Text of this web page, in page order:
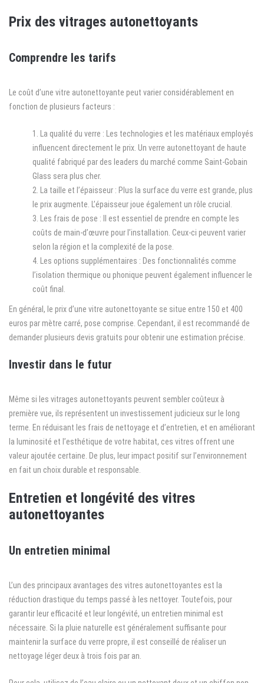
Prix des vitrages autonettoyants
Comprendre les tarifs
Le coût d’une vitre autonettoyante peut varier considérablement en
fonction de plusieurs facteurs :
La qualité du verre : Les technologies et les matériaux employés
influencent directement le prix. Un verre autonettoyant de haute
qualité fabriqué par des leaders du marché comme Saint-Gobain
Glass sera plus cher.
La taille et l’épaisseur : Plus la surface du verre est grande, plus
le prix augmente. L’épaisseur joue également un rôle crucial.
Les frais de pose : Il est essentiel de prendre en compte les
coûts de main-d’œuvre pour l’installation. Ceux-ci peuvent varier
selon la région et la complexité de la pose.
Les options supplémentaires : Des fonctionnalités comme
l’isolation thermique ou phonique peuvent également influencer le
coût final.
En général, le prix d’une vitre autonettoyante se situe entre 150 et 400
euros par mètre carré, pose comprise. Cependant, il est recommandé de
demander plusieurs devis gratuits pour obtenir une estimation précise.
Investir dans le futur
Même si les vitrages autonettoyants peuvent sembler coûteux à
première vue, ils représentent un investissement judicieux sur le long
terme. En réduisant les frais de nettoyage et d’entretien, et en améliorant
la luminosité et l’esthétique de votre habitat, ces vitres offrent une
valeur ajoutée certaine. De plus, leur impact positif sur l’environnement
en fait un choix durable et responsable.
Entretien et longévité des vitres
autonettoyantes
Un entretien minimal
L’un des principaux avantages des vitres autonettoyantes est la
réduction drastique du temps passé à les nettoyer. Toutefois, pour
garantir leur efficacité et leur longévité, un entretien minimal est
nécessaire. Si la pluie naturelle est généralement suffisante pour
maintenir la surface du verre propre, il est conseillé de réaliser un
nettoyage léger deux à trois fois par an.